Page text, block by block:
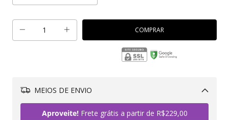
MEIOS DE ENVIO
Aproveite!Frete grátis a partir de R$229,00